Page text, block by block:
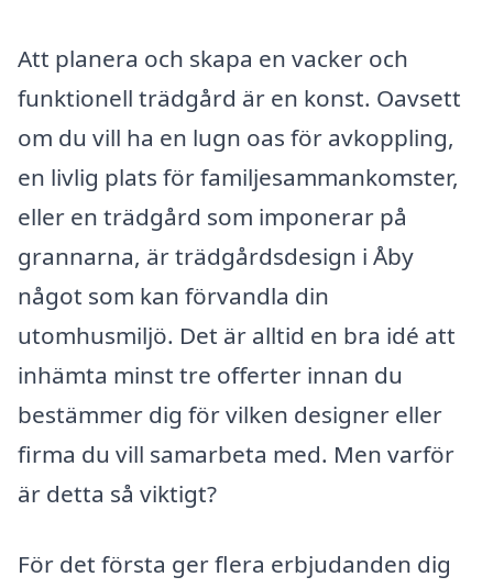
Att planera och skapa en vacker och
funktionell trädgård är en konst. Oavsett
om du vill ha en lugn oas för avkoppling,
en livlig plats för familjesammankomster,
eller en trädgård som imponerar på
grannarna, är trädgårdsdesign i Åby
något som kan förvandla din
utomhusmiljö. Det är alltid en bra idé att
inhämta minst tre offerter innan du
bestämmer dig för vilken designer eller
firma du vill samarbeta med. Men varför
är detta så viktigt?
För det första ger flera erbjudanden dig